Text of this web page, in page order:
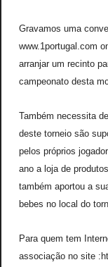
Gravamos uma
www.1portugal.com
arranjar um recinto
campeonato desta
Também necessita
deste torneio são
pelos próprios
ano a loja de
também aportou a
bebes no local do
Para quem tem
associação no site